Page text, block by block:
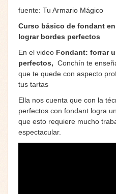
fuente: Tu Armario Mágico
Curso básico de fondant
lograr bordes perfectos
En el video Fondant: forrar
perfectos, Conchín te
que te quede con aspecto
tus tartas
Ella nos cuenta que con la
perfectos con fondant logra
que esto requiere mucho
espectacular.